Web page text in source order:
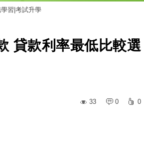
習|考試升學
貸款利率最低比較選
33
0 0